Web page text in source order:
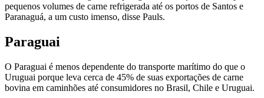
pequenos volumes de carne refrigerada até os portos de Santos e
Paranaguá, a um custo imenso, disse Pauls.
Paraguai
O Paraguai é menos dependente do transporte marítimo do que o
Uruguai porque leva cerca de 45% de suas exportações de carne
bovina em caminhões até consumidores no Brasil, Chile e Uruguai.